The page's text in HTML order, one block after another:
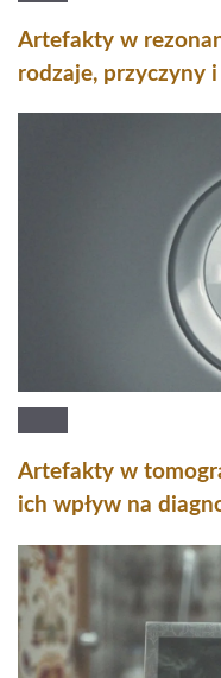
Artefakty w
rodzaje, przyczyny
Artefakty w
ich wpływ na